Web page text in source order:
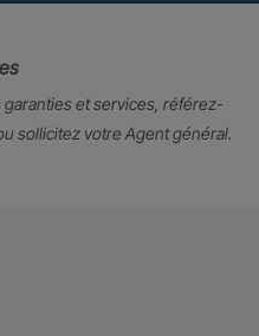
et services, référez-
sollicitez votre Agent général.